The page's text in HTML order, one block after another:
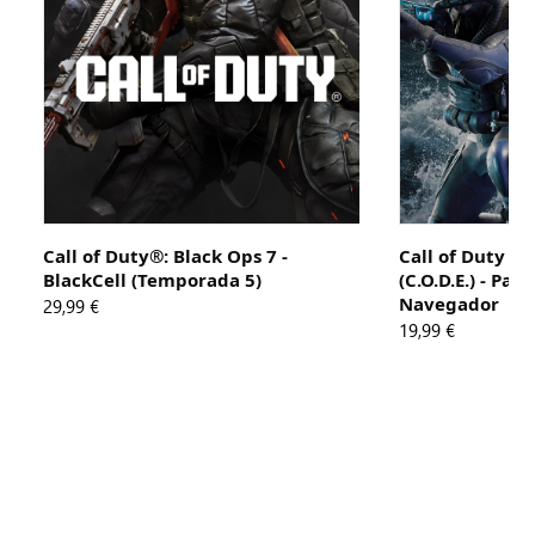
Call of Duty®: Black Ops 7 -
BlackCell (Temporada 5)
29,99 €
Call of Duty
(C.O.D.E.) -
Navegador
19,99 €